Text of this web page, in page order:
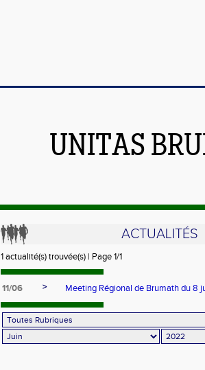
UNITAS
ACTUALITÉS
1 actualité(s) trouvée(s) | Page 1/1
11/06 > Meeting Régional de Brumath du 8